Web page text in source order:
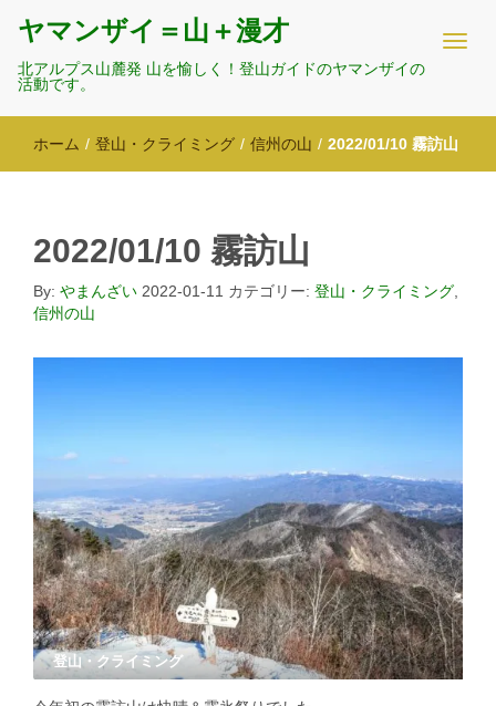
ヤマンザイ＝山＋漫才
北アルプス山麓発 山を愉しく！登山ガイドのヤマンザイの
活動です。
ホーム / 登山・クライミング / 信州の山 / 2022/01/10 霧訪山
2022/01/10 霧訪山
By: やまんざい 2022-01-11 カテゴリー: 登山・クライミング
信州の山
登山・クライミング